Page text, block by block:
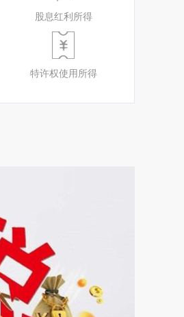
股息红利所得
特许权使用所得